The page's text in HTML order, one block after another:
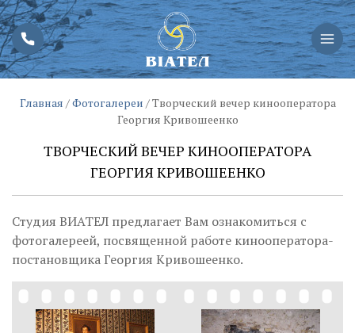
Главная /Фотогалереи /Творческий вечер кинооператора
Георгия Кривошеенко
ТВОРЧЕСКИЙ ВЕЧЕР КИНООПЕРАТОРА
ГЕОРГИЯ КРИВОШЕЕНКО
Студия ВИАТЕЛ предлагает Вам ознакомиться с
фотогалереей, посвященной работе кинооператора-
постановщика Георгия Кривошеенко.